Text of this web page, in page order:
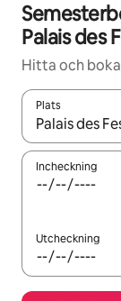
Palais des
Hitta och
Plats
När
Incheckning
Utcheckning